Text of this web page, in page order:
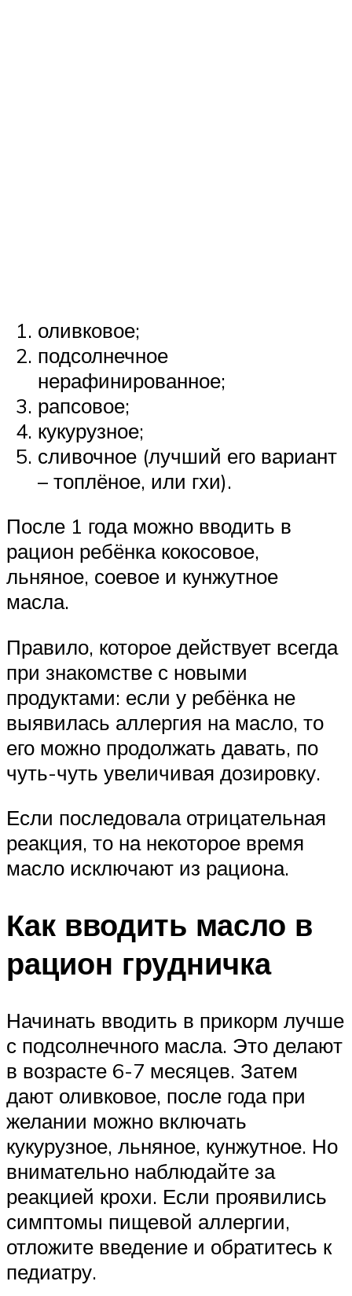
оливковое;
подсолнечное
нерафинированное;
рапсовое;
кукурузное;
сливочное (лучший его вариант
– топлёное, или гхи).
После 1 года можно вводить в
рацион ребёнка кокосовое,
льняное, соевое и кунжутное
масла.
Правило, которое действует всегда
при знакомстве с новыми
продуктами: если у ребёнка не
выявилась аллергия на масло, то
его можно продолжать давать, по
чуть-чуть увеличивая дозировку.
Если последовала отрицательная
реакция, то на некоторое время
масло исключают из рациона.
Как вводить масло в
рацион грудничка
Начинать вводить в прикорм лучше
с подсолнечного масла. Это делают
в возрасте 6-7 месяцев. Затем
дают оливковое, после года при
желании можно включать
кукурузное, льняное, кунжутное. Но
внимательно наблюдайте за
реакцией крохи. Если проявились
симптомы пищевой аллергии,
отложите введение и обратитесь к
педиатру.